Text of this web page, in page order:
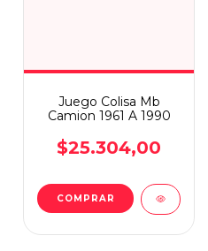
Juego Colisa Mb
Camion 1961 A 1990
$25.304,00